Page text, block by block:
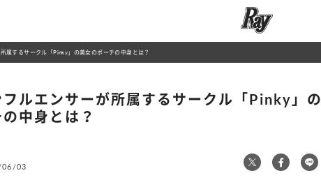
属するサークル「Pinky」の美女のポーチの中身とは？
ルエンサーが所属するサークル「Pinky」の
中身とは？
03